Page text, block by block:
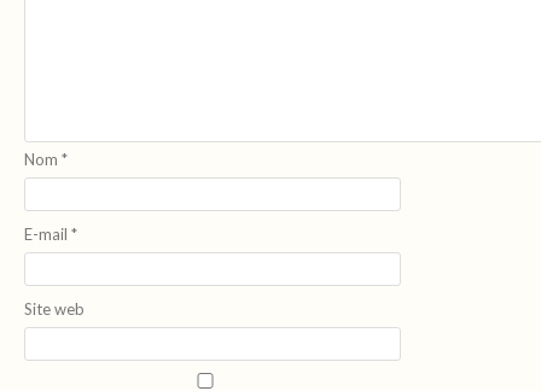
Nom *
E-mail *
Site web